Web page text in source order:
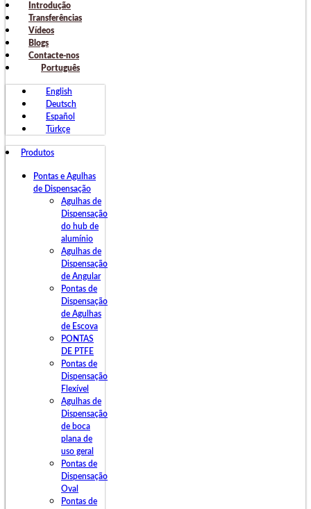
Introdução
Transferências
Vídeos
Blogs
Contacte-nos
Português
English
Deutsch
Español
Türkçe
Produtos
Pontas e Agulhas
de Dispensação
Agulhas de
Dispensação
do hub de
alumínio
Agulhas de
Dispensação
de Angular
Pontas de
Dispensação
de Agulhas
de Escova
PONTAS
DE PTFE
Pontas de
Dispensação
Flexível
Agulhas de
Dispensação
de boca
plana de
uso geral
Pontas de
Dispensação
Oval
Pontas de